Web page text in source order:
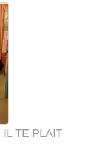
IL TE PLAIT